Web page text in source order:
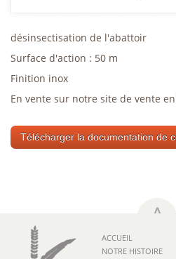
désinsectisation de l'abattoir
Surface d'action : 50 m
Finition inox
En vente sur notre site de vente
Télécharger la documentation de
ACCUEIL
NOTRE HISTOIRE